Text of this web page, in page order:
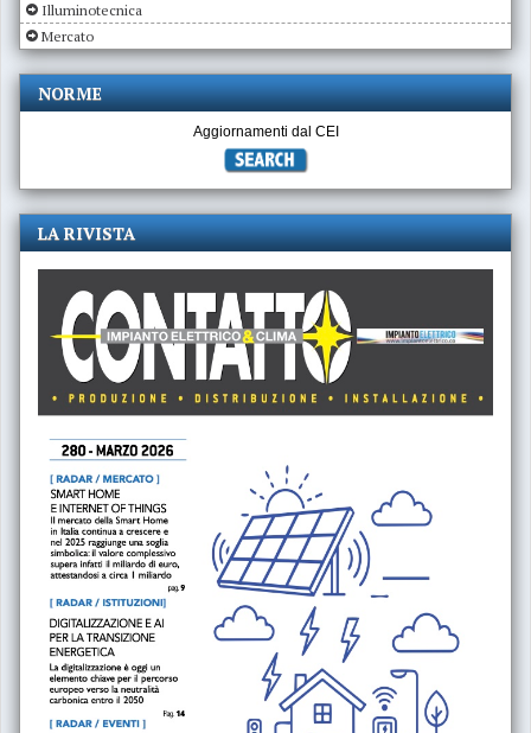
Illuminotecnica
Mercato
NORME
Aggiornamenti dal CEI
LA RIVISTA